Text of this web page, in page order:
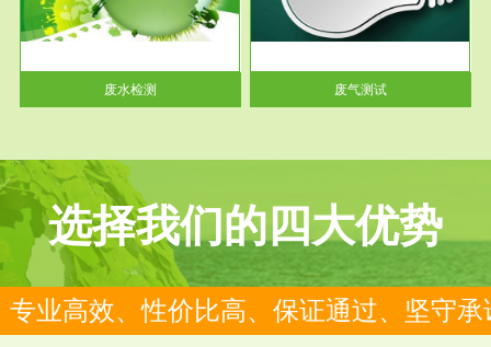
废水检测
检测范围工业废气检测包括有机
废气和无机废气。有机废气主要
包括...
废气测试
选择我们的四大优势
专业高效、性价比高、保证通过、坚守承